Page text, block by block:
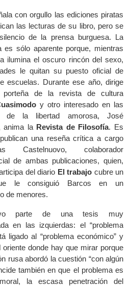
con orgullo las ediciones piratas
las lecturas de su libro, pero se
de la prensa burguesa. La
es sólo aparente porque, mientras
ilumina el oscuro rincón del sexo,
le quitan su puesto oficial de
escuelas. Durante ese año, dirige
porteña de la revista de cultura
y otro interesado en las
de la libertad amorosa, José
anima la Revista de Filosofía. Es
una reseña crítica a cargo
Castelnuovo, colaborador
de ambas publicaciones, quien,
del diario El trabajo cubre un
le consiguió Barcos en un
de menores.
parte de una tesis muy
en las izquierdas: el “problema
ligado al “problema económico” y
oriente donde hay que mirar porque
rusa abordó la cuestión “con algún
también en que el problema es
la escasa penetración del